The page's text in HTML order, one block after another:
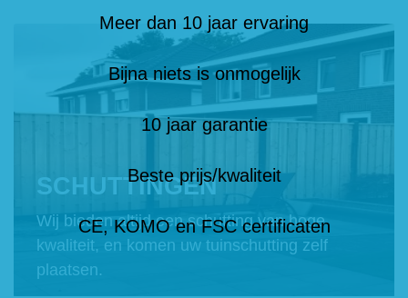
Meer dan 10 jaar ervaring
Bijna niets is onmogelijk
10 jaar garantie
Beste prijs/kwaliteit
CE, KOMO en FSC certificaten
SCHUTTINGEN
Wij bieden altijd een schutting van hoge
kwaliteit, en komen uw tuinschutting zelf
plaatsen.